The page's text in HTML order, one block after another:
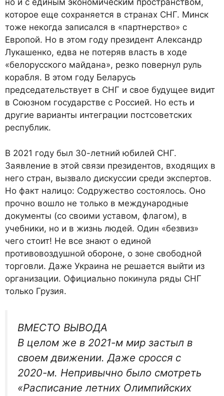
но и с единым экономическим пространством,
которое еще сохраняется в странах СНГ. Минск
тоже некогда записался в «партнерство» с
Европой. Но в этом году президент Александр
Лукашенко, едва не потеряв власть в ходе
«белорусского майдана», резко повернул руль
корабля. В этом году Беларусь
председательствует в СНГ и свое будущее видит
в Союзном государстве с Россией. Но есть и
другие варианты интеграции постсоветских
республик.
В 2021 году был 30-летний юбилей СНГ.
Заявление в этой связи президентов, входящих в
него стран, вызвало дискуссии среди экспертов.
Но факт налицо: Содружество состоялось. Оно
прочно вошло не только в международные
документы (со своими уставом, флагом), в
учебники, но и в жизнь людей. Один «безвиз»
чего стоит! Не все знают о единой
противовоздушной обороне, о зоне свободной
торговли. Даже Украина не решается выйти из
организации. Официально покинула ряды СНГ
только Грузия.
ВМЕСТО ВЫВОДА
В целом же в 2021-м мир застыл в
своем движении. Даже сросся с
2020-м. Непривычно было смотреть
«Расписание летних Олимпийских